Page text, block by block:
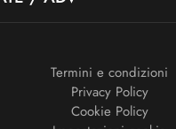
Termini e condizioni
Privacy Policy
Cookie Policy